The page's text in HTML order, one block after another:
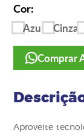
Cor:
Azul Cinza
Comprar
Aproveite